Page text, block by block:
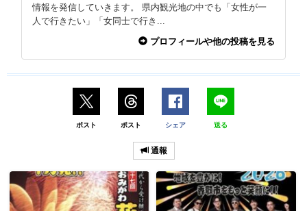
情報を発信していきます。 県内観光地の中でも「女性が一
人で行きたい」「女同士で行き...
プロフィールや他の投稿を見る
ポスト ポスト シェア 送る
通報